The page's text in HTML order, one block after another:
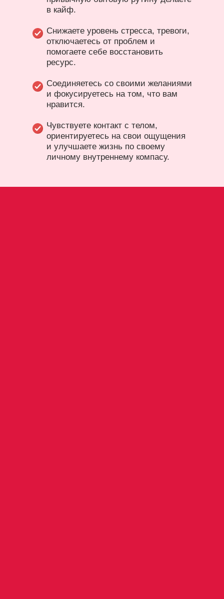
в кайф.
Снижаете уровень стресса, тревоги,
отключаетесь от проблем и
помогаете себе восстановить
ресурс.
Соединяетесь со своими желаниями
и фокусируетесь на том, что вам
нравится.
Чувствуете контакт с телом,
ориентируетесь на свои ощущения
и улучшаете жизнь по своему
личному внутреннему компасу.